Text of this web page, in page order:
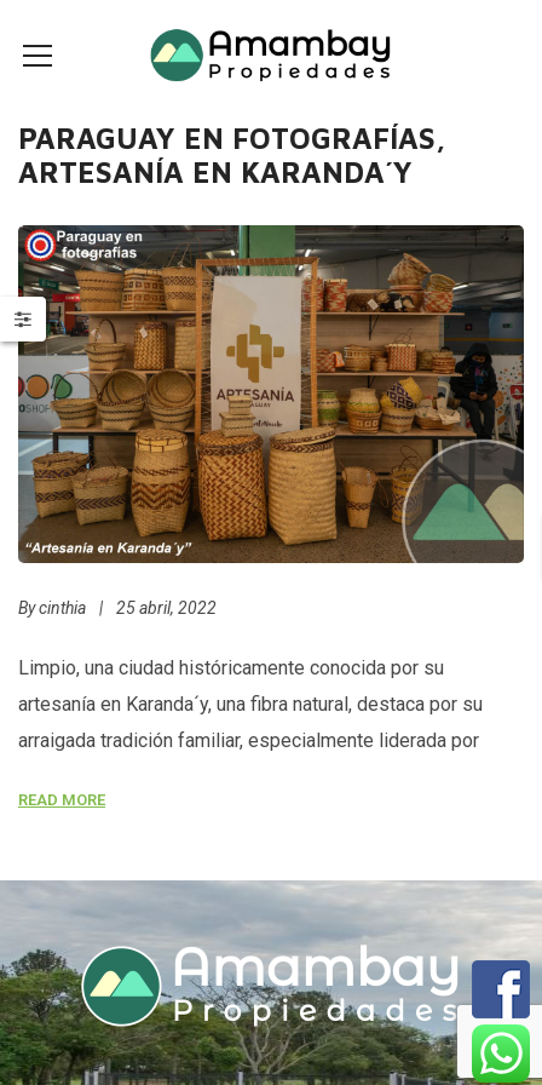
PARAGUAY EN FOTOGRAFÍAS,
ARTESANÍA EN KARANDA´Y
Bycinthia | 25 abril, 2022
Limpio, una ciudad históricamente conocida por su
artesanía en Karanda´y, una fibra natural, destaca por su
arraigada tradición familiar, especialmente liderada por
de «la ciudad del karanda´y». Sus productos emblemáticos
y otros artículos para el hogar, que […]
READ MORE